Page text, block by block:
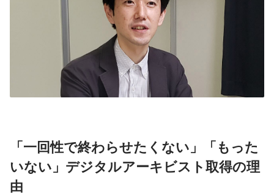
「一回性で終わらせたくない」「もった
いない」デジタルアーキビスト取得の理
由